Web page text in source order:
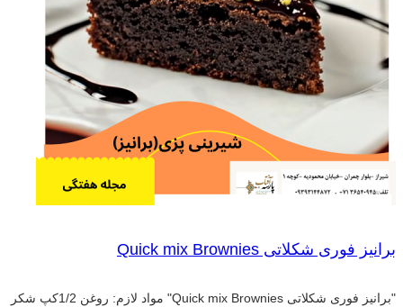
برانیز فوری شکلاتی Quick mix Brownies
"برانیز فوری شکلاتی Quick mix Brownies" مواد لازم: روغن 1/2کپ شکر